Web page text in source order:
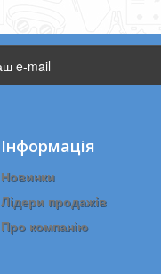
Інформація
Новинки
Лідери продажів
Про компанію